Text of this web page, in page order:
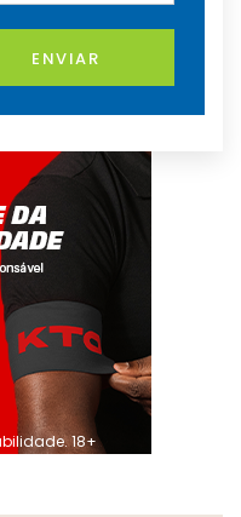
ENVIAR
18+